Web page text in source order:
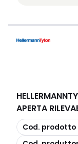
APERTA
copia
Cod. prodotto
copia